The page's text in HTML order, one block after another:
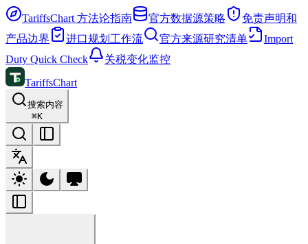
TariffsChart 方法论指南 官方数据源策略
免责声明和
产品边界
进口规划工作流 官方来源研究清单
Import
Duty Quick Check
关税变化监控
TariffsChart
搜索内容
⌘K